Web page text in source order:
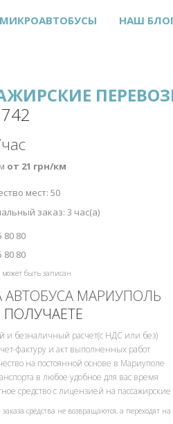
МИКРОАВТОБУСЫ НАШ
от 21 грн/км
мест: 50
заказ: 3 час(а)
80 80
80 80
быть записан
АВТОБУСА МАРИУПОЛЬ
и безналичный расчет(с НДС или без)
фактуру и акт выполненных работ
на постоянной основе в Мариуполе
в любое удобное для вас время
средство с лицензией на
средства не возвращаются, а переходят